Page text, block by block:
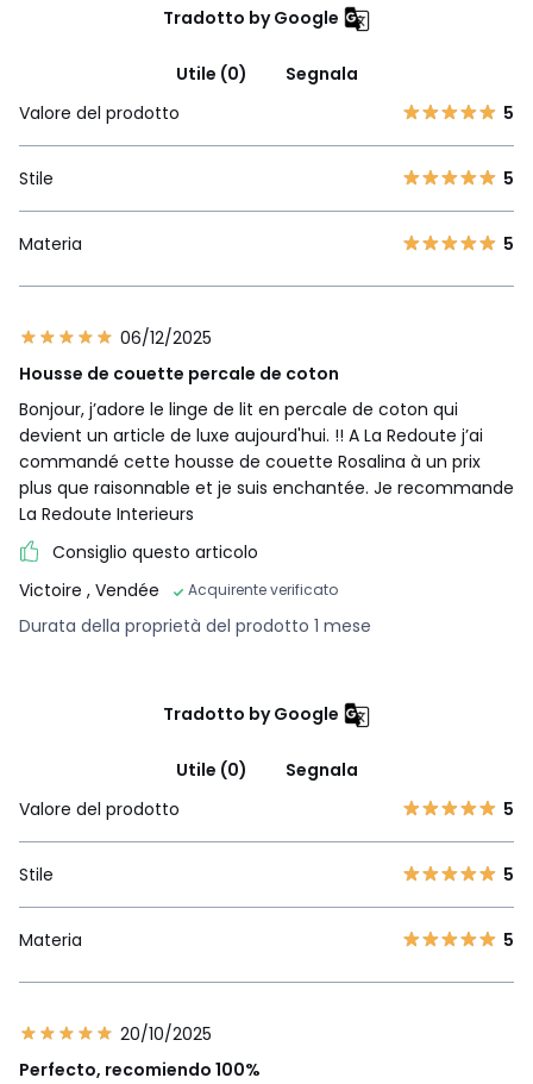
Tradotto by Google
Utile (0)
Segnala
Valore del prodotto
5
Stile 5
Materia 5
06/12/2025
Housse de couette percale de coton
Bonjour, j’adore le linge de lit en percale de coton qui
devient un article de luxe aujourd'hui. !! A La Redoute j’ai
commandé cette housse de couette Rosalina à un prix
plus que raisonnable et je suis enchantée. Je recommande
La Redoute Interieurs
Consiglio questo articolo
Victoire , Vendée Acquirente verificato
Durata della proprietà del prodotto 1 mese
Tradotto by Google
Utile (0)
Segnala
Valore del prodotto
5
Stile 5
Materia 5
20/10/2025
Perfecto, recomiendo 100%